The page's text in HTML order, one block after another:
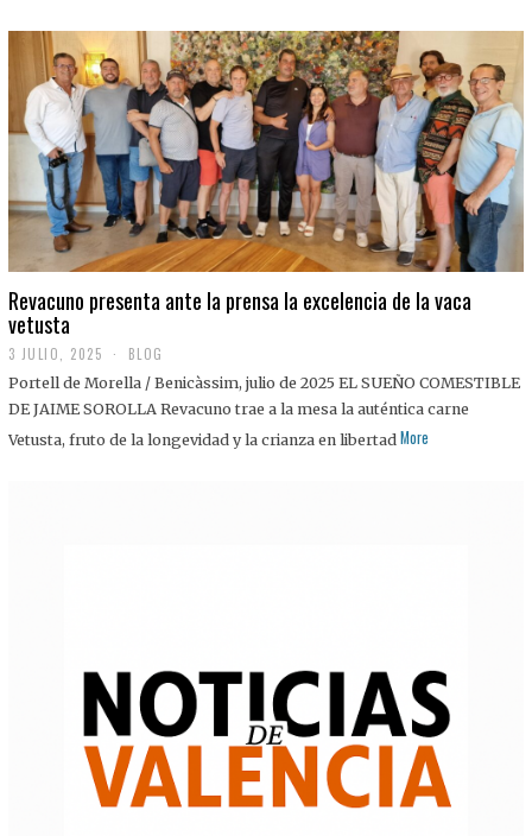
2
5
Revacuno presenta ante la prensa la excelencia de la vaca
vetusta
3 JULIO, 2025
J
U
I
BLOG
Portell de Morella / Benicàssim, julio de 2025 EL SUEÑO COMESTIBLE
DE JAIME SOROLLA Revacuno trae a la mesa la auténtica carne
Vetusta, fruto de la longevidad y la crianza en libertad More